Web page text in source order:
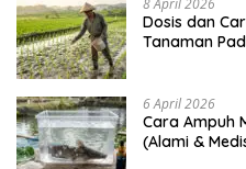
Dosis dan
Tanaman
6 April 2026
Cara Ampuh
(Alami &